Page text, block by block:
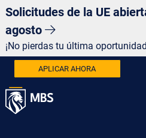
Solicitudes de la UE
agosto
¡No pierdas tu última
APLICAR AHORA